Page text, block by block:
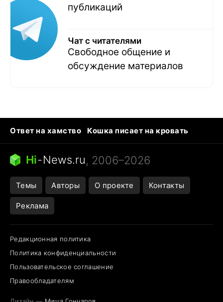
публикаций
Чат с читателями
Свободное общение и
обсуждение материалов
Ответ на хамство
Кошка писает на кровать
Тунцы в океанариуме
Следующая пандемия
Ядовитые пауки России
Открытие в Google Maps
Hi-News.ru, 2006–2026
Темы Авторы О проекте Контакты
Реклама
Редакционная политика
Политика конфиденциальности
Пользовательское соглашение
Правообладателям